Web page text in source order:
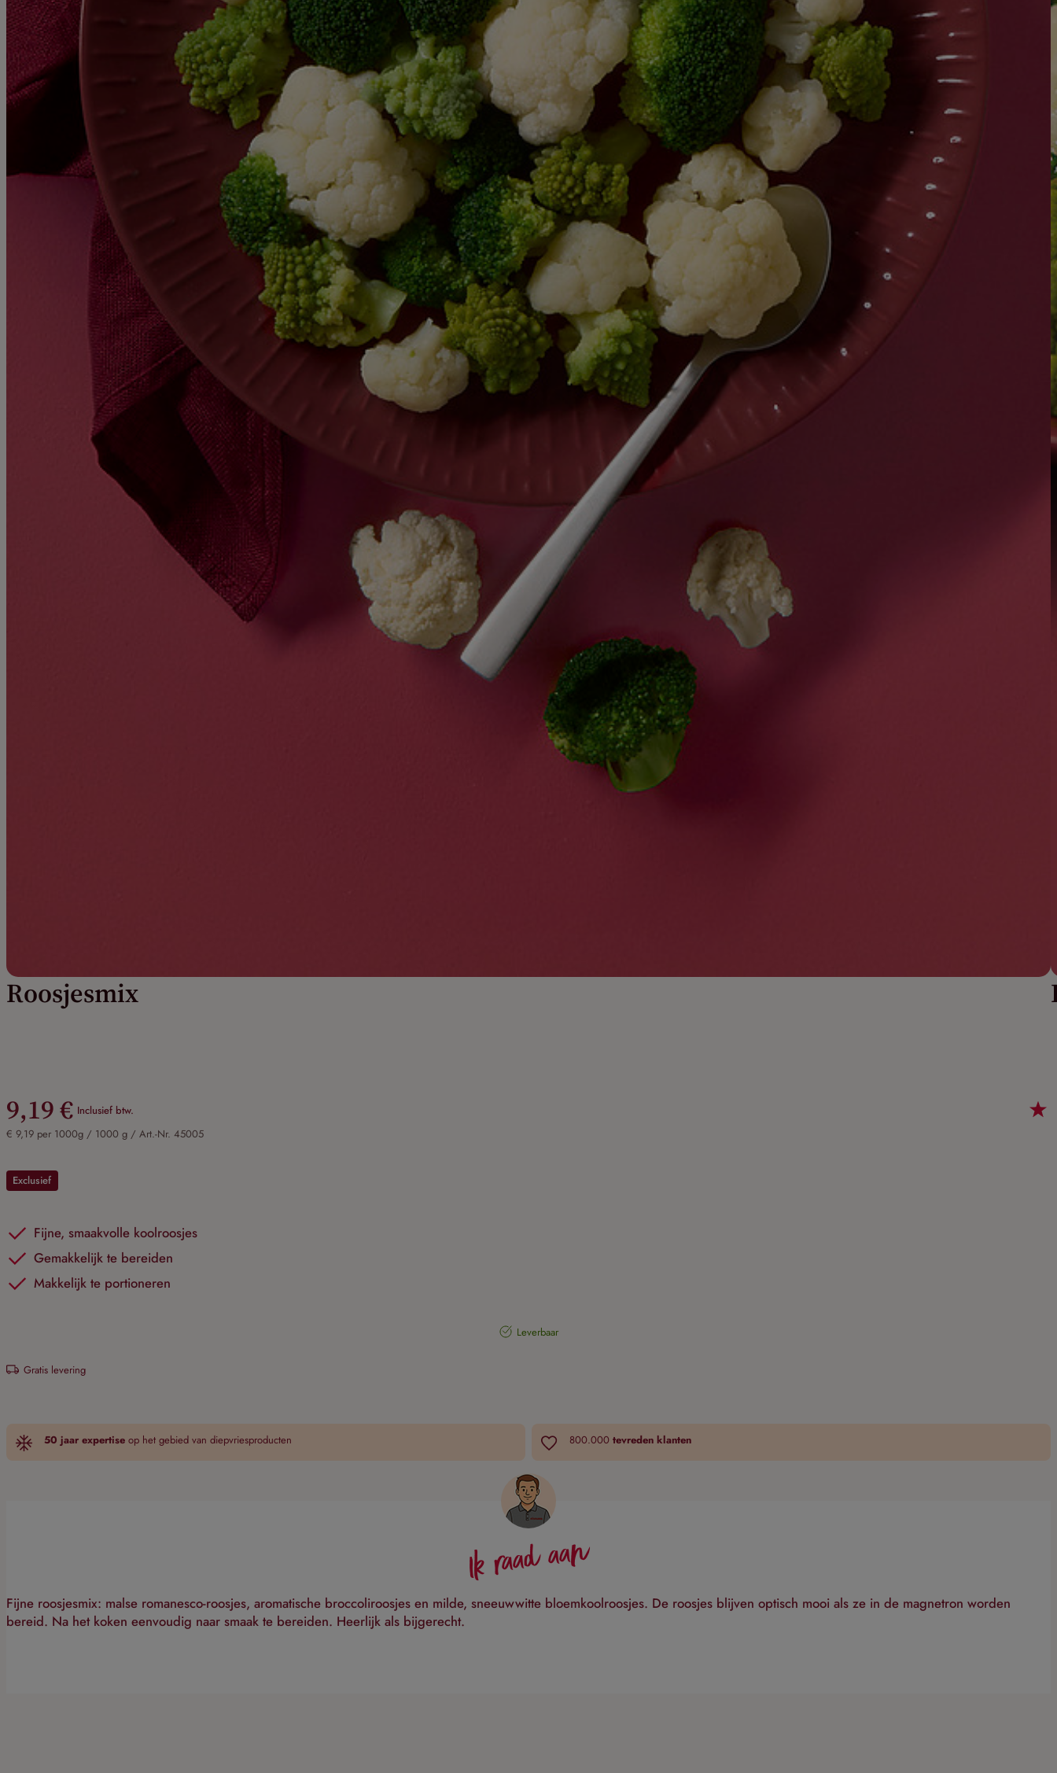
Roosjesmix
9,19 € Inclusief btw.
€ 9,19 per 1000g / 1000 g / Art.-Nr. 45005
Exclusief
Fijne, smaakvolle koolroosjes
Gemakkelijk te bereiden
Makkelijk te portioneren
Leverbaar
Gratis levering
50 jaar expertise op het gebied van diepvriesproducten 800.000 tevreden klanten
Ik raad aan
Fijne roosjesmix: malse romanesco-roosjes, aromatische broccoliroosjes en milde, sneeuwwitte bloemkoolroosjes. De roosjes blijven optisch mooi als ze in de magnetron worden
bereid. Na het koken eenvoudig naar smaak te bereiden. Heerlijk als bijgerecht.